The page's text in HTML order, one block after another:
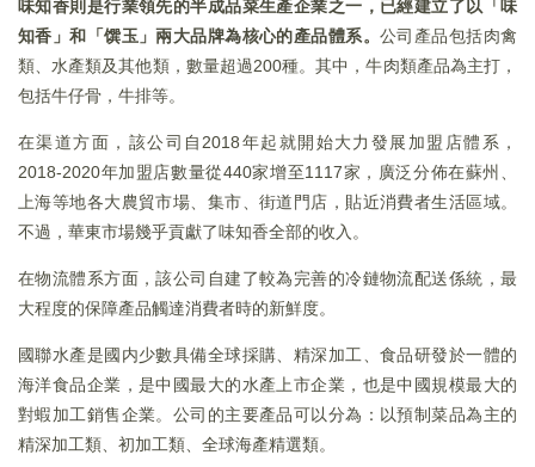
味知香則是行業領先的半成品菜生產企業之一，已經建立了以「味
知香」和「馔玉」兩大品牌為核心的產品體系。 公司產品包括肉禽
類、水產類及其他類，數量超過200種。其中，牛肉類產品為主打，
包括牛仔骨，牛排等。
在渠道方面，該公司自2018年起就開始大力發展加盟店體系，
2018-2020年加盟店數量從440家增至1117家，廣泛分佈在蘇州、
上海等地各大農貿市場、集市、街道門店，貼近消費者生活區域。
不過，華東市場幾乎貢獻了味知香全部的收入。
在物流體系方面，該公司自建了較為完善的冷鏈物流配送係統，最
大程度的保障產品觸達消費者時的新鮮度。
國聯水產是國内少數具備全球採購、精深加工、食品研發於一體的
海洋食品企業，是中國最大的水產上市企業，也是中國規模最大的
對蝦加工銷售企業。公司的主要產品可以分為：以預制菜品為主的
精深加工類、初加工類、全球海產精選類。